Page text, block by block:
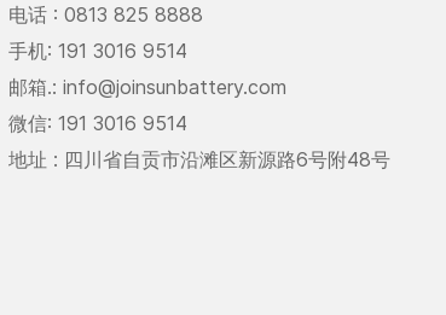
电话 :0813 825 8888
手机:191 3016 9514
邮箱.:info@joinsunbattery.com
微信:191 3016 9514
地址 : 四川省自贡市沿滩区新源路6号附48号